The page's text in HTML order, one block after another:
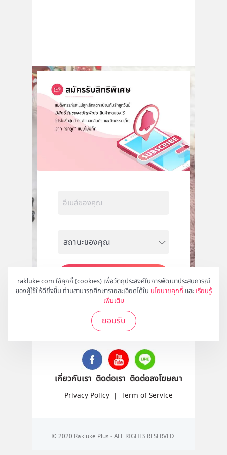
rakluke.com ใช้คุกกี้ (cookies) เพื่อวัตถุประสงค์ในการพัฒนาประสบการณ์
ของผู้ใช้ให้ดียิ่งขึ้น ท่านสามารถศึกษารายละเอียดได้ใน นโยบายคุกกี้ และ เรียนรู้
เพิ่มเติม
ยอมรับ
สมัคร
ติดตามเราได้ที่
เกี่ยวกับเรา ติดต่อเรา ติดต่อลงโฆษณา
Privacy Policy | Term of Service
© 2020 Rakluke Plus - ALL RIGHTS RESERVED.